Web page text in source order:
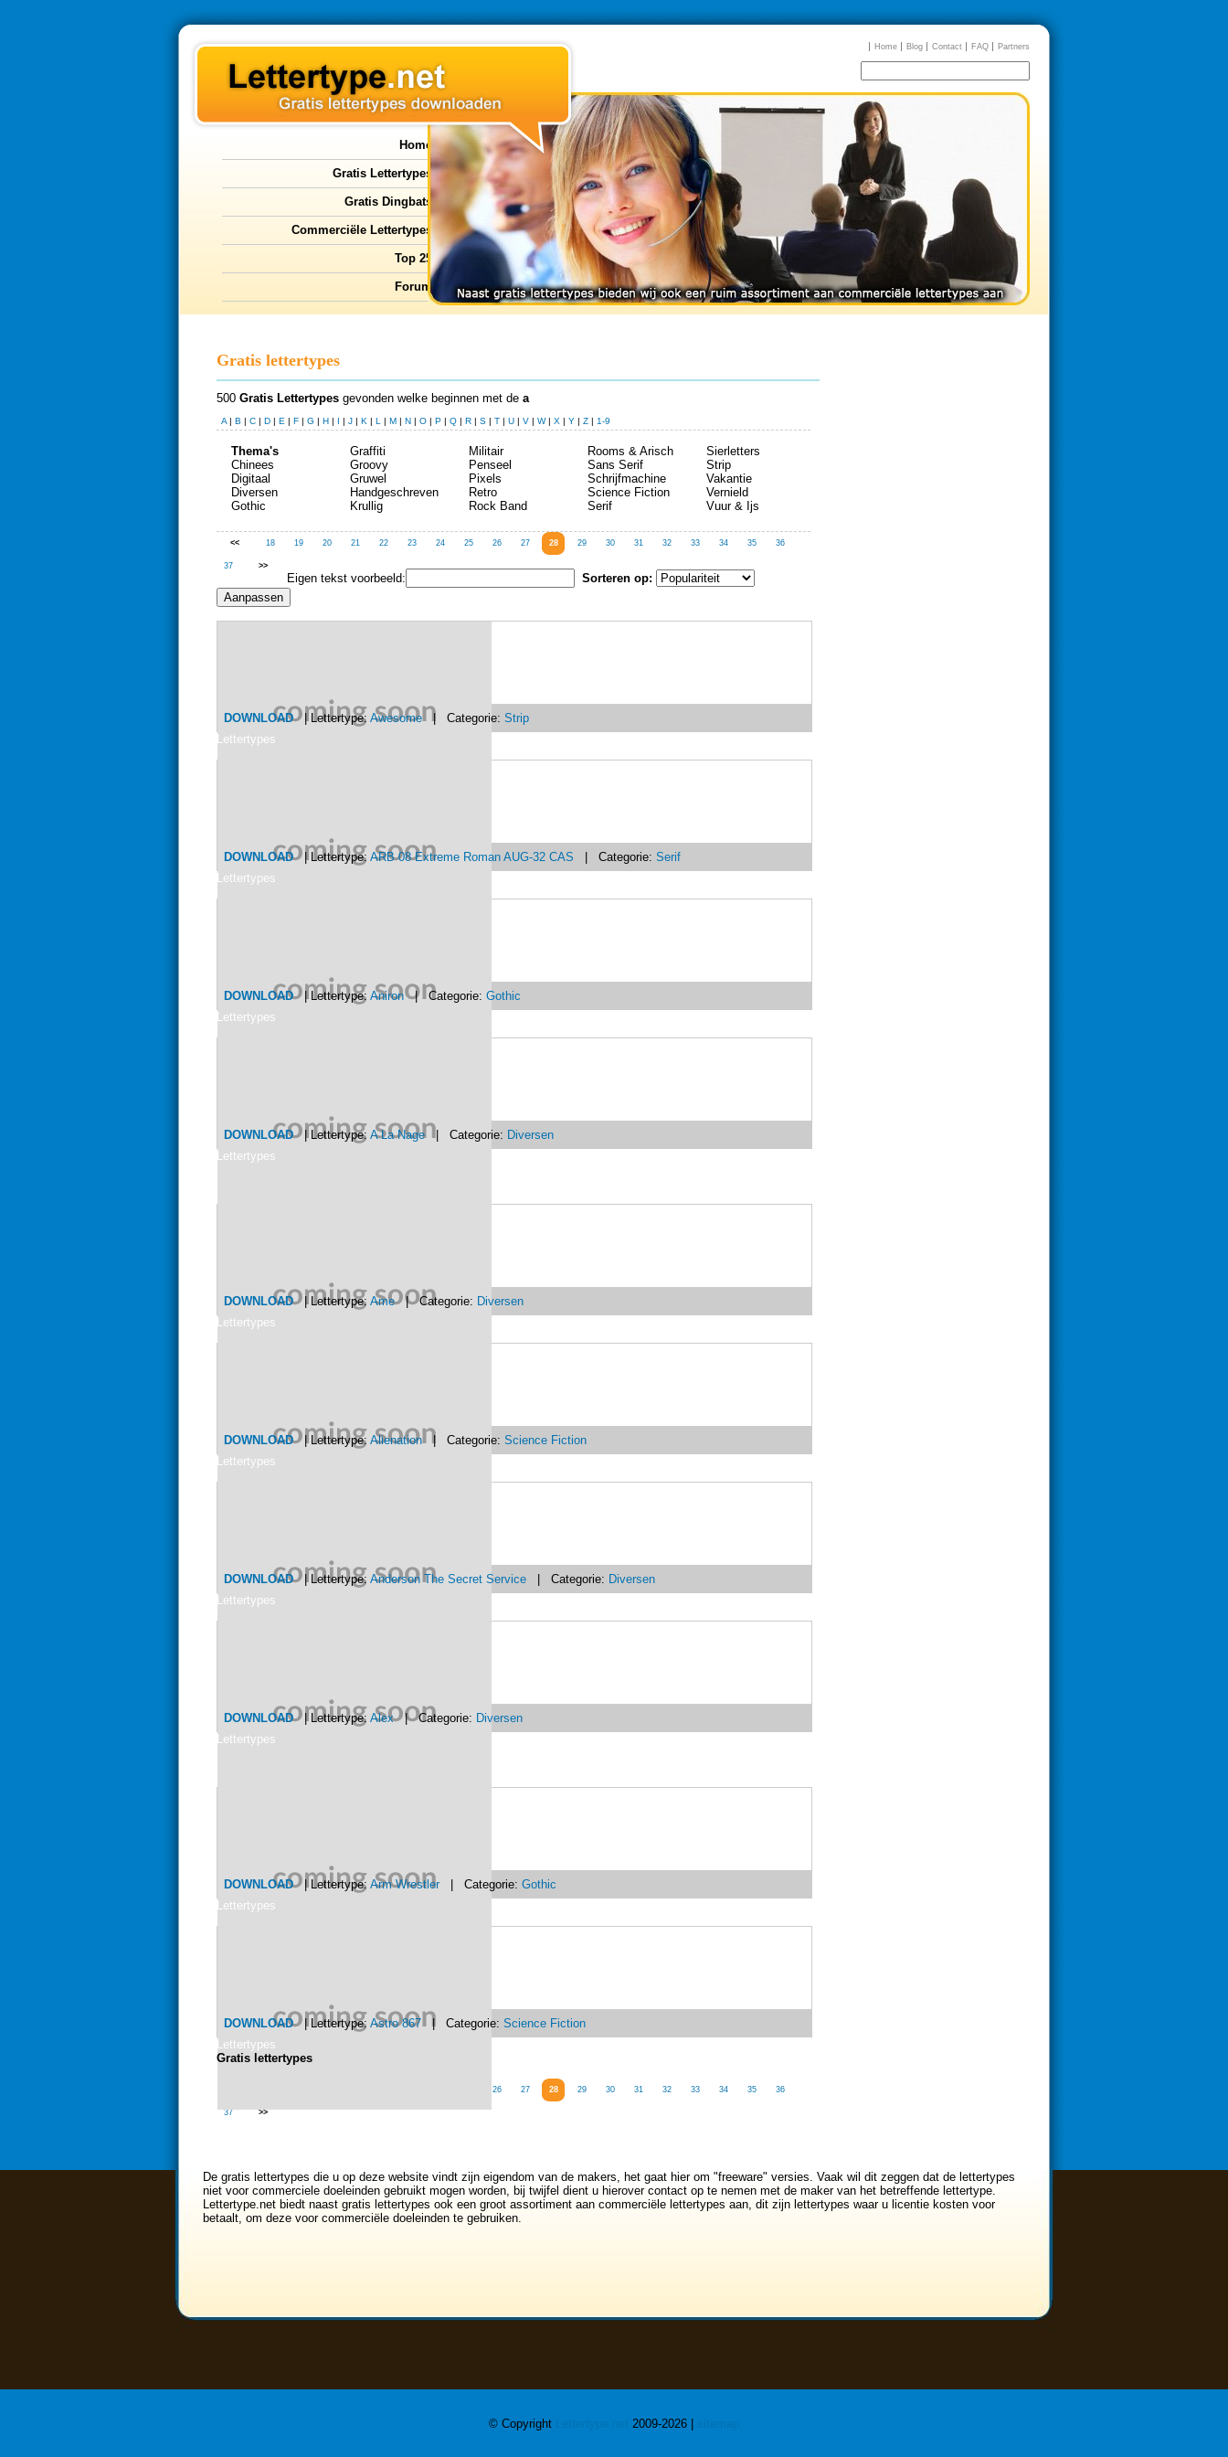
Home Blog Contact FAQ Partners
Home
Gratis Lettertypes
Gratis Dingbats
Commerciële Lettertypes
Top 25
Forum
Gratis lettertypes
500 Gratis Lettertypes gevonden welke beginnen met de a
A | B | C | D | E | F | G | H | I | J | K | L | M | N | O | P | Q | R | S | T | U | V | W| X | Y | Z | 1-9
Thema's
Chinees
Digitaal
Diversen
Gothic
Graffiti
Groovy
Gruwel
Handgeschreven
Krullig
Militair
Penseel
Pixels
Retro
Rock Band
Rooms & Arisch
Sans Serif
Schrijfmachine
Science Fiction
Serif
Sierletters
Strip
Vakantie
Vernield
Vuur & Ijs
<< 18 19 20 21 22 23 24 25 26 27 28 29 30 31 32 33 34 35 36
37 >>
Eigen tekst voorbeeld: Sorteren op:
DOWNLOAD| Lettertype: Awesome| Categorie: Strip
Lettertypes
DOWNLOAD| Lettertype: ARB 08 Extreme Roman AUG-32 CAS | Categorie: Serif
Lettertypes
DOWNLOAD| Lettertype: Aniron| Categorie: Gothic
Lettertypes
DOWNLOAD| Lettertype: A La Nage| Categorie: Diversen
Lettertypes
DOWNLOAD| Lettertype: Ame| Categorie: Diversen
Lettertypes
DOWNLOAD| Lettertype: Alienation| Categorie: Science Fiction
Lettertypes
DOWNLOAD| Lettertype: Anderson The Secret Service | Categorie: Diversen
Lettertypes
DOWNLOAD| Lettertype: Alex| Categorie: Diversen
Lettertypes
DOWNLOAD| Lettertype: Arm Wrestler | Categorie: Gothic
Lettertypes
DOWNLOAD| Lettertype: Astro 867| Categorie: Science Fiction
Lettertypes
Gratis lettertypes
26 27 28 29 30 31 32 33 34 35 36
37 >>
De gratis lettertypes die u op deze website vindt zijn eigendom van de makers, het gaat hier om "freeware" versies. Vaak wil dit zeggen dat de lettertypes
niet voor commerciele doeleinden gebruikt mogen worden, bij twijfel dient u hierover contact op te nemen met de maker van het betreffende lettertype.
Lettertype.net biedt naast gratis lettertypes ook een groot assortiment aan commerciële lettertypes aan, dit zijn lettertypes waar u licentie kosten voor
betaalt, om deze voor commerciële doeleinden te gebruiken.
© Copyright 2009-2026 |